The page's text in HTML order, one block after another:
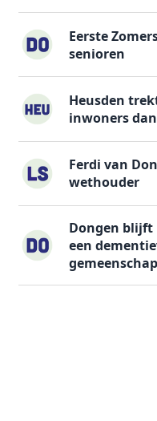
Eerste
senioren
Heusden
inwoners
Ferdi van
wethouder
Dongen blijft
een
gemeenschap